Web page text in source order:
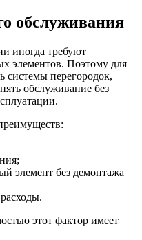
обслуживания
иногда требуют
элементов. Поэтому для
системы перегородок,
обслуживание без
элемент без демонтажа
этот фактор имеет